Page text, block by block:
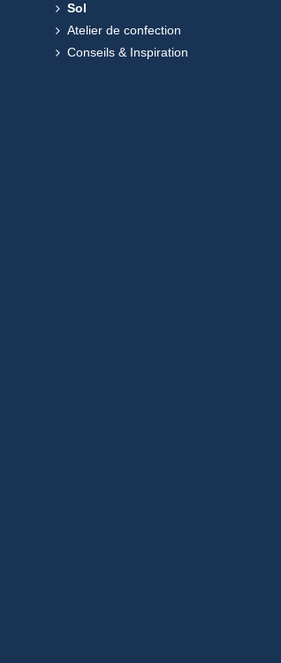
Sol
Atelier de confection
Conseils & Inspiration